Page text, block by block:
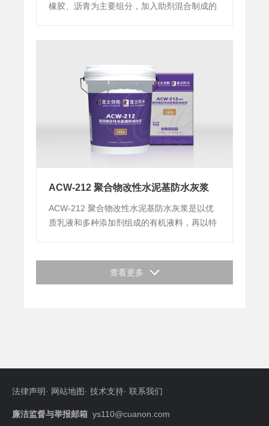
橡胶、沥青为主要组分，加入助剂混合制成的
ACW-212 聚合物改性水泥基防水灰浆
ACW-212 聚合物改性水泥基防水灰浆是以优
质乳液和多种添加剂组成的有机液料，再以特
查看更多
法律声明· 网站地图· 技术支持· 联系我们
廉洁监督与举报邮箱 ys110@cuanon.com